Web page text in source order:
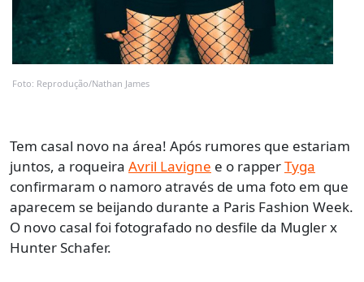
Foto: Reprodução/Nathan James
Tem casal novo na área! Após rumores que estariam
juntos, a roqueira Avril Lavigne e o rapperTyga
confirmaram o namoro através de uma foto em que
aparecem se beijando durante a Paris Fashion Week.
O novo casal foi fotografado no desfile da Mugler x
Hunter Schafer.